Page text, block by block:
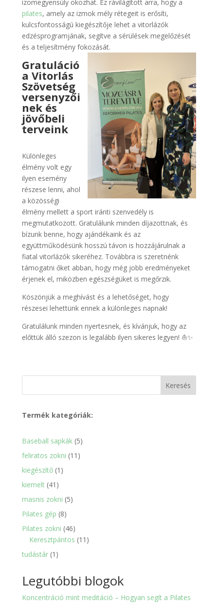
izomegyensúly okozhat. Ez rávilágított arra, hogy a
pilates, amely az izmok mély rétegeit is erősíti,
kulcsfontosságú kiegészítője lehet a vitorlázók
edzésprogramjának, segítve a sérülések megelőzését
és a teljesítmény fokozását.
Gratuláció
a Vitorlás
Szövetség
versenyzői
nek és
jövőbeli
terveink
Különleges
élmény volt egy
ilyen esemény
részese lenni, ahol
a közösségi
élmény mellett a sport iránti szenvedély is
megmutatkozott. Gratulálunk minden díjazottnak, és
bízunk benne, hogy ajándékaink és az
együttműködésünk hosszú távon is hozzájárulnak a
fiatal vitorlázók sikeréhez. Továbbra is szeretnénk
támogatni őket abban, hogy még jobb eredményeket
érjenek el, miközben egészségüket is megőrzik.
Köszönjük a meghívást és a lehetőséget, hogy
részesei lehettünk ennek a különleges napnak!
Gratulálunk minden nyertesnek, és kívánjuk, hogy az
előttük álló szezon is legalább ilyen sikeres legyen! ⛵✨
Keresés
Termék kategóriák:
Baseball sapkák 55
feliratos zokni 11 11
kiegészítő 1 1
kiemelt 41 41
termék
masnis zokni 55
Pilates gép 88
termék
Pilates zokni 4646
termék
Keresztpántos 11 11
tudástár 1 1
Legutóbbi blogok
Koncentráció mint meditáció – Hogyan segít a Pilates